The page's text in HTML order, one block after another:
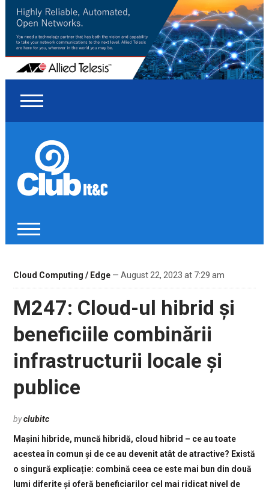
Cloud Computing / Edge— August 22, 2023 at 7:29 am
M247: Cloud-ul hibrid și
beneficiile combinării
infrastructurii locale și
publice
byclubitc
Mașini hibride, muncă hibridă, cloud hibrid – ce au toate
acestea în comun și de ce au devenit atât de atractive? Există
o singură explicație: combină ceea ce este mai bun din două
lumi diferite și oferă beneficiarilor cel mai ridicat nivel de